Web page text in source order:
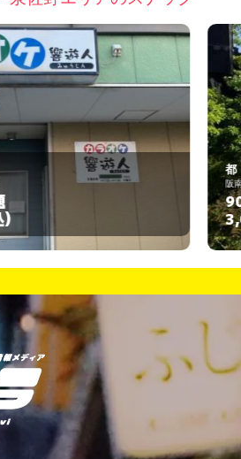
1
題
込)